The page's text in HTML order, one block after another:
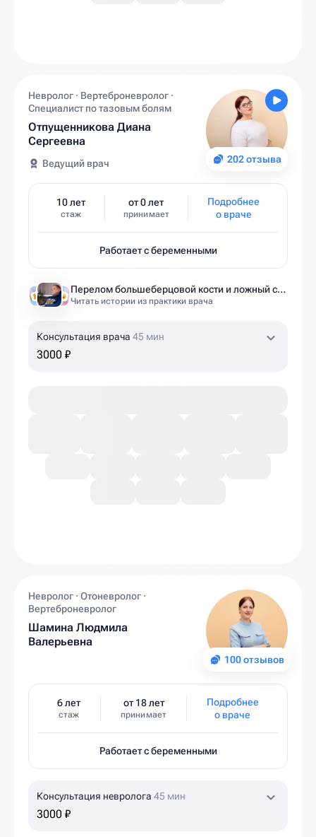
202 отзыва
Невролог · Вертеброневролог ·
Специалист по тазовым болям
Отпущенникова Диана
Сергеевна
Ведущий врач
10 лет
стаж
от 0 лет
принимает
Подробнее
о враче
Работает с беременными
Перелом большеберцовой кости и ложный сустав: моя история восстановления длиной в полтора года
Читать истории из практики врача
Консультация врача 45 мин
3000 ₽
100 отзывов
Невролог · Отоневролог ·
Вертеброневролог
Шамина Людмила
Валерьевна
6 лет
стаж
от 18 лет
принимает
Подробнее
о враче
Работает с беременными
Консультация невролога 45 мин
3000 ₽